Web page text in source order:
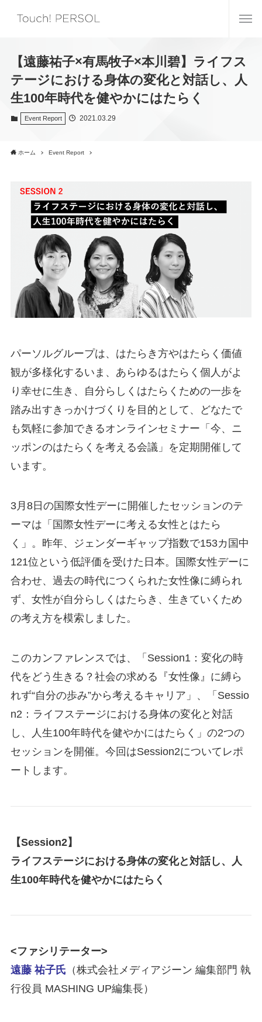
【遠藤祐子×有馬牧子×本川碧】ライフス
テージにおける身体の変化と対話し、人
生100年時代を健やかにはたらく
Event Report 2021.03.29
ホーム Event Report
パーソルグループは、はたらき方やはたらく価値
観が多様化するいま、あらゆるはたらく個人がよ
り幸せに生き、自分らしくはたらくための一歩を
踏み出すきっかけづくりを目的として、どなたで
も気軽に参加できるオンラインセミナー「今、ニ
ッポンのはたらくを考える会議」を定期開催して
います。
3月8日の国際女性デーに開催したセッションのテ
ーマは「国際女性デーに考える女性とはたら
く」。昨年、ジェンダーギャップ指数で153カ国中
121位という低評価を受けた日本。国際女性デーに
合わせ、過去の時代につくられた女性像に縛られ
ず、女性が自分らしくはたらき、生きていくため
の考え方を模索しました。
このカンファレンスでは、「Session1：変化の時
代をどう生きる？社会の求める『女性像』に縛ら
れず“自分の歩み”から考えるキャリア」、「Sessio
n2：ライフステージにおける身体の変化と対話
し、人生100年時代を健やかにはたらく」の2つの
セッションを開催。今回はSession2についてレポ
ートします。
【Session2】
ライフステージにおける身体の変化と対話し、人
生100年時代を健やかにはたらく
<ファシリテーター>
遠藤 祐子氏 （株式会社メディアジーン 編集部門 執
行役員 MASHING UP編集長）